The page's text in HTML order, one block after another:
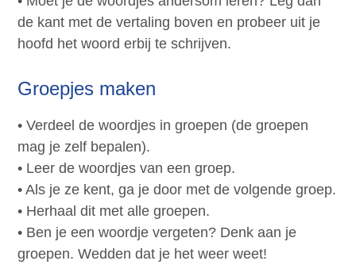
de kant met de vertaling boven en probeer uit je
hoofd het woord erbij te schrijven.
Groepjes maken
• Verdeel de woordjes in groepen (de groepen
mag je zelf bepalen).
• Leer de woordjes van een groep.
• Als je ze kent, ga je door met de volgende groep.
• Herhaal dit met alle groepen.
• Ben je een woordje vergeten? Denk aan je
groepen. Wedden dat je het weer weet!